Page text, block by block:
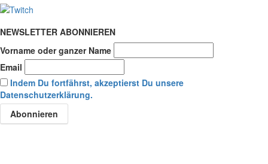
NEWSLETTER ABONNIEREN
Vorname oder ganzer Name
Email
Indem Du fortfährst, akzeptierst Du unsere
Datenschutzerklärung.